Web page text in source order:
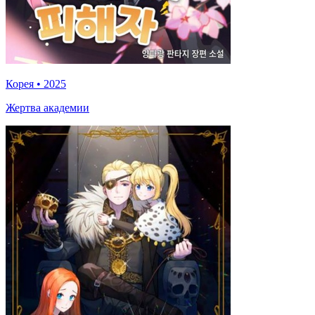
Корея • 2025
Жертва академии